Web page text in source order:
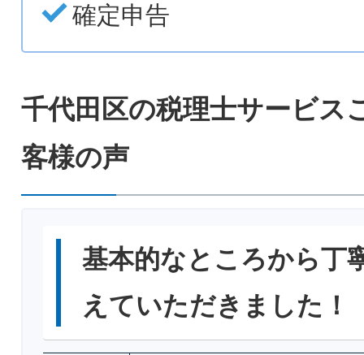
確定申告
千代田区の税理士サービス
客様の声
基本的なところから丁
えていただきました！